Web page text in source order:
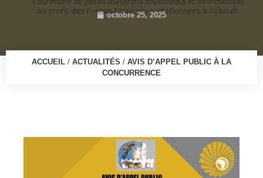
octobre 25, 2025
ACCUEIL / ACTUALITÉS / AVIS D’APPEL PUBLIC À LA
CONCURRENCE